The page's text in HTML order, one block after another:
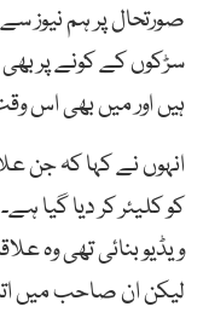
صورتحال پر ہم نیوز
سڑکوں کے کونے پر
ہیں اور میں بھی اس
انہوں نے کہا کہ جن
کو کلیئر کر دیا
ویڈیو بنائی تھی وہ
لیکن ان صاحب میں